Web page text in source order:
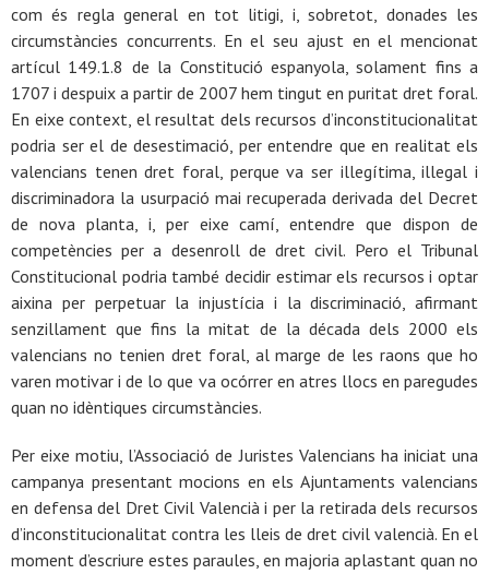
com és regla general en tot litigi, i, sobretot, donades les
circumstàncies concurrents. En el seu ajust en el mencionat
artícul 149.1.8 de la Constitució espanyola, solament fins a
1707 i despuix a partir de 2007 hem tingut en puritat dret foral.
En eixe context, el resultat dels recursos d’inconstitucionalitat
podria ser el de desestimació, per entendre que en realitat els
valencians tenen dret foral, perque va ser illegítima, illegal i
discriminadora la usurpació mai recuperada derivada del Decret
de nova planta, i, per eixe camí, entendre que dispon de
competències per a desenroll de dret civil. Pero el Tribunal
Constitucional podria també decidir estimar els recursos i optar
aixina per perpetuar la injustícia i la discriminació, afirmant
senzillament que fins la mitat de la década dels 2000 els
valencians no tenien dret foral, al marge de les raons que ho
varen motivar i de lo que va ocórrer en atres llocs en paregudes
quan no idèntiques circumstàncies.
Per eixe motiu, l’Associació de Juristes Valencians ha iniciat una
campanya presentant mocions en els Ajuntaments valencians
en defensa del Dret Civil Valencià i per la retirada dels recursos
d’inconstitucionalitat contra les lleis de dret civil valencià. En el
moment d’escriure estes paraules, en majoria aplastant quan no